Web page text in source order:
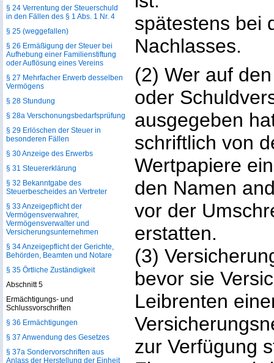
spätestens bei
Nachlasses.
(2) Wer auf
oder
ausgegeben
schriftlich von
Wertpapiere
den Namen
vor der
erstatten.
(3)
bevor sie
Leibrenten
zur Verfügung
§ 24 Verrentung der Steuerschuld
in den Fällen des § 1 Abs. 1 Nr. 4
§ 25 (weggefallen)
§ 26 Ermäßigung der Steuer bei
Aufhebung einer Familienstiftung
oder Auflösung eines Vereins
§ 27 Mehrfacher Erwerb desselben
Vermögens
§ 28 Stundung
§ 28a Verschonungsbedarfsprüfung
§ 29 Erlöschen der Steuer in
besonderen Fällen
§ 30 Anzeige des Erwerbs
§ 31 Steuererklärung
§ 32 Bekanntgabe des
Steuerbescheides an Vertreter
§ 33 Anzeigepflicht der
Vermögensverwahrer,
Vermögensverwalter und
Versicherungsunternehmen
§ 34 Anzeigepflicht der Gerichte,
Behörden, Beamten und Notare
§ 35 Örtliche Zuständigkeit
Abschnitt 5
Ermächtigungs- und
Schlussvorschriften
§ 36 Ermächtigungen
§ 37 Anwendung des Gesetzes
§ 37a Sondervorschriften aus
Anlass der Herstellung der Einheit